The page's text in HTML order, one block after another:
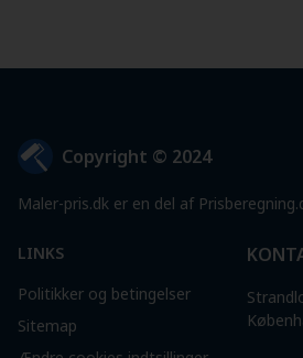
Copyright © 2024
Maler-pris.dk er en del af
LINKS
Politikker og betingelser
Sitemap